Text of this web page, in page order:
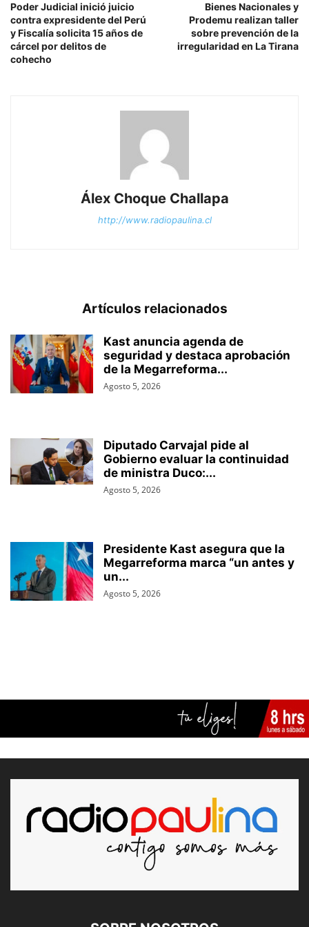
Poder Judicial inició juicio
contra expresidente del Perú
y Fiscalía solicita 15 años de
cárcel por delitos de
cohecho
Bienes Nacionales y
Prodemu realizan taller
sobre prevención de la
irregularidad en La Tirana
Álex Choque Challapa
http://www.radiopaulina.cl
Artículos relacionados
Kast anuncia agenda de
seguridad y destaca aprobación
de la Megarreforma...
Agosto 5, 2026
Diputado Carvajal pide al
Gobierno evaluar la continuidad
de ministra Duco:...
Agosto 5, 2026
Presidente Kast asegura que la
Megarreforma marca “un antes y
un...
Agosto 5, 2026